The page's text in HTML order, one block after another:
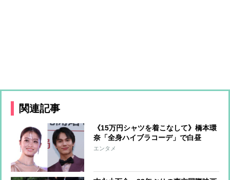
関連記事
《15万円シャツを着こなして》橋本環
奈「全身ハイブラコーデ」で白昼
堂々、圧巻のデート
エンタメ